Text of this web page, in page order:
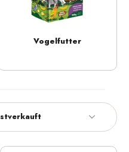
Vogelfutter